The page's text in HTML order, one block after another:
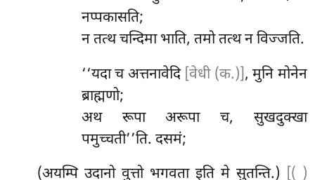
नप्पकासति;
न तत्थ चन्दिमा भाति, तमो तत्थ न विज्जति.
‘‘यदाच अत्तनावेदि [वेधी (क.)] , मुनि मोनेन
ब्राह्मणो;
अथ रूपा अरूपा च, सुखदुक्खा
पमुच्चती’’ति. दसमं;
(अयम्पि उदानो वुत्तो भगवता इति मे सुतन्ति.) [( )